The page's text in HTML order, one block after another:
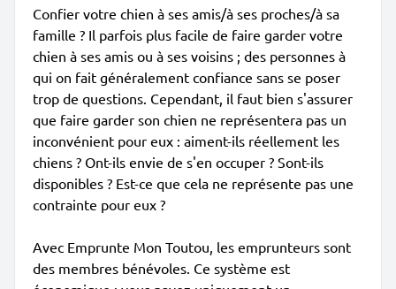
Confier votre chien à ses amis/à ses proches/à sa
famille ? Il parfois plus facile de faire garder votre
chien à ses amis ou à ses voisins ; des personnes à
qui on fait généralement confiance sans se poser
trop de questions. Cependant, il faut bien s'assurer
que faire garder son chien ne représentera pas un
inconvénient pour eux : aiment-ils réellement les
chiens ? Ont-ils envie de s'en occuper ? Sont-ils
disponibles ? Est-ce que cela ne représente pas une
contrainte pour eux ?
Avec Emprunte Mon Toutou, les emprunteurs sont
des membres bénévoles. Ce système est